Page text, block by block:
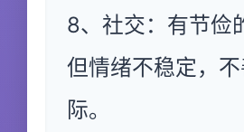
8、社交：有节俭
但情绪不稳定，
际。